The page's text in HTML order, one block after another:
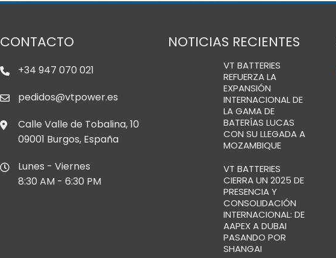
CONTACTO
+34 947 070 021
pedidos@vtpower.es
Calle Valle de Tobalina, 10
09001 Burgos, España
Lunes - Viernes
8:30 AM - 6:30 PM
NOTICIAS RECIENTES
VT BATTERIES
REFUERZA LA
EXPANSIÓN
INTERNACIONAL DE
LA GAMA DE
BATERÍAS LUCAS
CON SU LLEGADA A
MOZAMBIQUE
VT BATTERIES
CIERRA UN 2025 DE
PRESENCIA Y
CONSOLIDACIÓN
INTERNACIONAL: DE
AAPEX A DUBAI
PASANDO POR
SHANGAI